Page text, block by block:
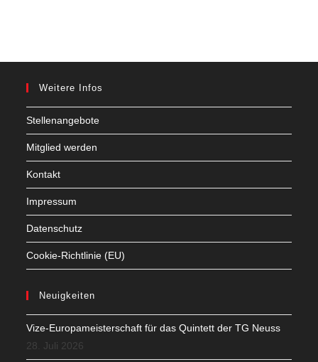
Weitere Infos
Stellenangebote
Mitglied werden
Kontakt
Impressum
Datenschutz
Cookie-Richtlinie (EU)
Neuigkeiten
Vize-Europameisterschaft für das Quintett der TG Neuss
28. Juli 2026